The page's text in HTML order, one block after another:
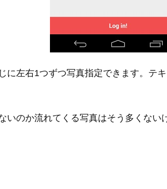
に左右1つずつ写真指定できます。テ
いのか流れてくる写真はそう多くない